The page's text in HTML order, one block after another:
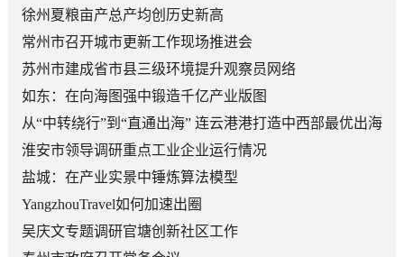
顶层赛道
徐州夏粮亩产总产均创历史新高
常州市召开城市更新工作现场推进会
苏州市建成省市县三级环境提升观察员网络
如东：在向海图强中锻造千亿产业版图
从“中转绕行”到“直通出海” 连云港港打造中西部最优出海
口
淮安市领导调研重点工业企业运行情况
盐城：在产业实景中锤炼算法模型
YangzhouTravel如何加速出圈
吴庆文专题调研官塘创新社区工作